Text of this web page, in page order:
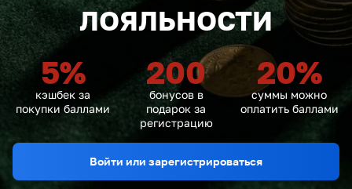
ЛОЯЛЬНОСТИ
5%
кэшбек за
покупки баллами
200
бонусов в
подарок за
регистрацию
20%
суммы можно
оплатить баллами
Войти или зарегистрироваться